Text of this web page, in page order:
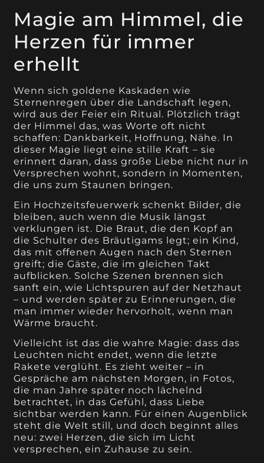
Magie am Himmel, die
Herzen für immer
erhellt
Wenn sich goldene Kaskaden wie
Sternenregen über die Landschaft legen,
wird aus der Feier ein Ritual. Plötzlich trägt
der Himmel das, was Worte oft nicht
schaffen: Dankbarkeit, Hoffnung, Nähe. In
dieser Magie liegt eine stille Kraft – sie
erinnert daran, dass große Liebe nicht nur in
Versprechen wohnt, sondern in Momenten,
die uns zum Staunen bringen.
Ein Hochzeitsfeuerwerk schenkt Bilder, die
bleiben, auch wenn die Musik längst
verklungen ist. Die Braut, die den Kopf an
die Schulter des Bräutigams legt; ein Kind,
das mit offenen Augen nach den Sternen
greift; die Gäste, die im gleichen Takt
aufblicken. Solche Szenen brennen sich
sanft ein, wie Lichtspuren auf der Netzhaut
– und werden später zu Erinnerungen, die
man immer wieder hervorholt, wenn man
Wärme braucht.
Vielleicht ist das die wahre Magie: dass das
Leuchten nicht endet, wenn die letzte
Rakete verglüht. Es zieht weiter – in
Gespräche am nächsten Morgen, in Fotos,
die man Jahre später noch lächelnd
betrachtet, in das Gefühl, dass Liebe
sichtbar werden kann. Für einen Augenblick
steht die Welt still, und doch beginnt alles
neu: zwei Herzen, die sich im Licht
versprechen, ein Zuhause zu sein.